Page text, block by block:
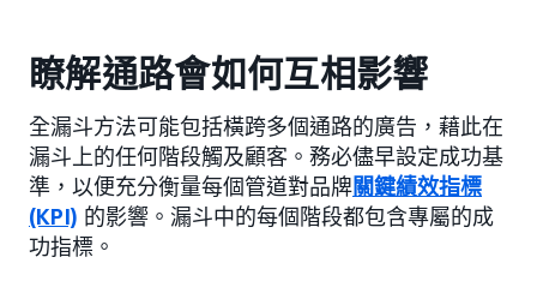
瞭解通路會如何互相影響
全漏斗方法可能包括橫跨多個通路的廣告，藉此在
漏斗上的任何階段觸及顧客。務必儘早設定成功基
準，以便充分衡量每個管道對品牌關鍵績效指標
(KPI) 的影響。漏斗中的每個階段都包含專屬的成
功指標。